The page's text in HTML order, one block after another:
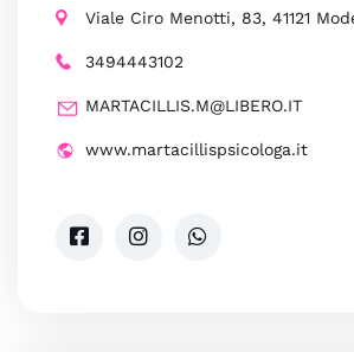
Viale Ciro Menotti, 83, 41121
3494443102
MARTACILLIS.M@LIBERO.IT
www.martacillispsicologa.it